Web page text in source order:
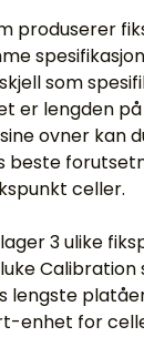
produserer
som
er lengden
ovner kan
beste
celler.
3 ulike
Calibration
lengste
enhet for